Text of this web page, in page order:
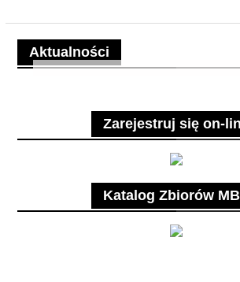
Aktualności
Zarejestruj się on-
Katalog Zbiorów